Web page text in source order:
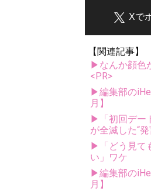
Xで
【関連記事】
▶なんか顔色
<PR>
▶編集部の
月】
▶「初回デー
が全滅した“
▶「どう見て
い」ワケ
▶編集部の
月】